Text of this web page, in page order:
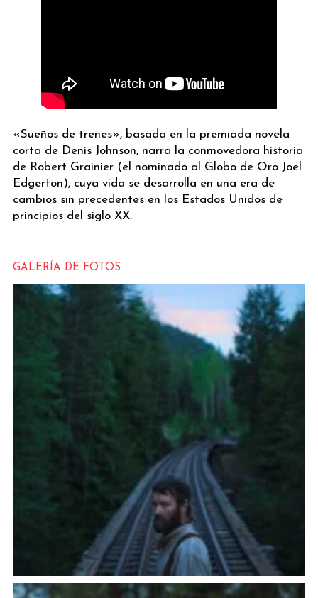
«Sueños de trenes», basada en la premiada novela
corta de Denis Johnson, narra la conmovedora historia
de Robert Grainier (el nominado al Globo de Oro Joel
Edgerton), cuya vida se desarrolla en una era de
cambios sin precedentes en los Estados Unidos de
principios del siglo XX.
GALERÍA DE FOTOS